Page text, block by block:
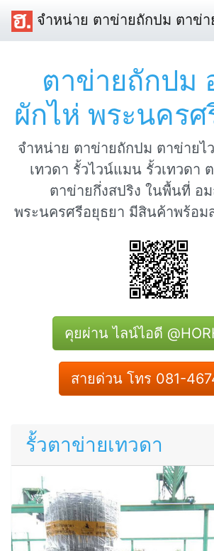
จำหน่าย ตาข่ายถักปม ตาข่า
ตาข่ายถักปม
ผักไห่ พระนครศ
จำหน่าย ตาข่ายถักปม ตาข่ายไ
เทวดา รั้วไวน์แมน รั้วเทวดา
ตาข่ายกึ่งสปริง ในพื้นที่ อ
พระนครศรีอยุธยา มีสินค้าพร้อม
คุยผ่าน ไลน์ไอดี
สายด่วน โทร 081-
รั้วตาข่ายเทวดา